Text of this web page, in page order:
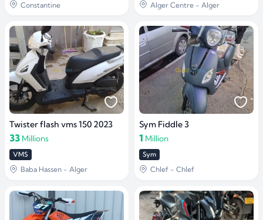
Constantine Alger Centre - Alger
Twister flash vms 150 2023
33 Millions
VMS
Baba Hassen - Alger
Sym Fiddle 3
1 Million
Sym
Chlef - Chlef